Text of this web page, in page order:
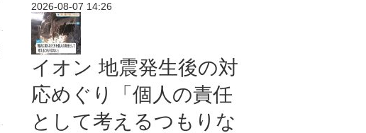
2026-08-07 14:26
イオン 地震発生後の対
応めぐり「個人の責任
として考えるつもりな